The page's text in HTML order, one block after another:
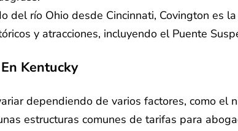
del río Ohio desde Cincinnati, Covington es
y atracciones, incluyendo el Puente
Kentucky
dependiendo de varios factores, como
estructuras comunes de tarifas para